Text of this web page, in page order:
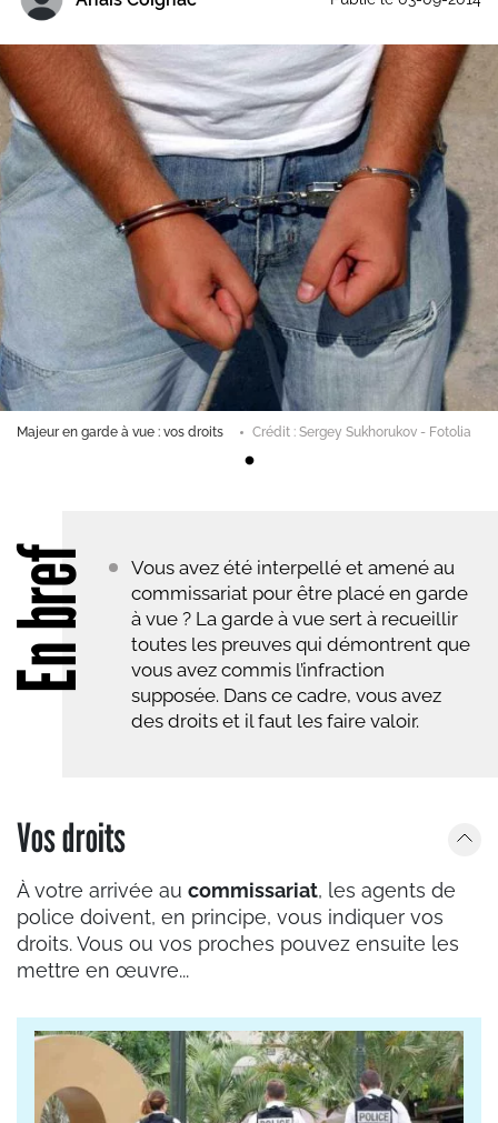
bref
Vous avez été interpellé et amené au
commissariat pour être placé en garde
à vue ? La garde à vue sert à recueillir
toutes les preuves qui démontrent que
vous avez commis l’infraction
supposée. Dans ce cadre, vous avez
des droits et il faut les faire valoir.
Majeur en garde à vue : vos droits Crédit : Sergey Sukhorukov - Fotolia
Vos droits
À votre arrivée au commissariat, les agents de
police doivent, en principe, vous indiquer vos
droits. Vous ou vos proches pouvez ensuite les
mettre en œuvre...